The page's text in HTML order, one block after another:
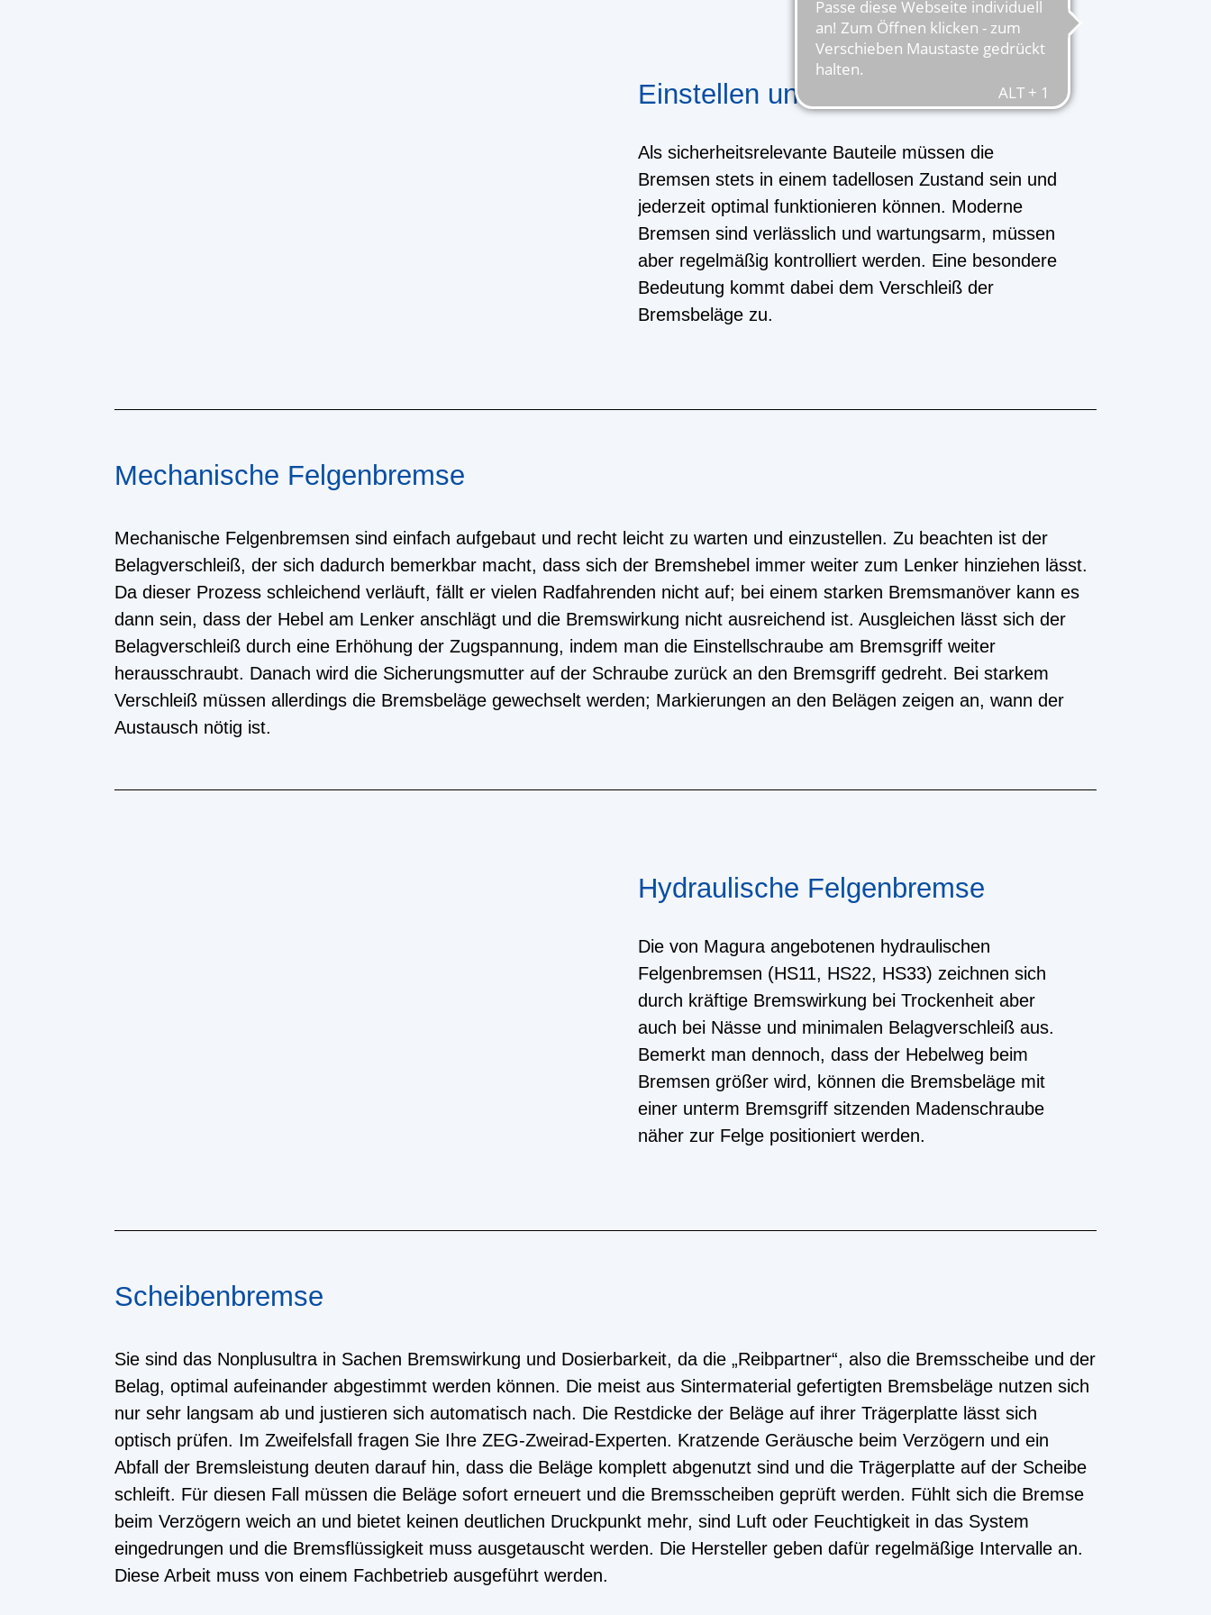
Einstellen und Warten
Als sicherheitsrelevante Bauteile müssen die
Bremsen stets in einem tadellosen Zustand sein und
jederzeit optimal funktionieren können. Moderne
Bremsen sind verlässlich und wartungsarm, müssen
aber regelmäßig kontrolliert werden. Eine besondere
Bedeutung kommt dabei dem Verschleiß der
Bremsbeläge zu.
Mechanische Felgenbremse
Mechanische Felgenbremsen sind einfach aufgebaut und recht leicht zu warten und einzustellen. Zu beachten ist der
Belagverschleiß, der sich dadurch bemerkbar macht, dass sich der Bremshebel immer weiter zum Lenker hinziehen lässt.
Da dieser Prozess schleichend verläuft, fällt er vielen Radfahrenden nicht auf; bei einem starken Bremsmanöver kann es
dann sein, dass der Hebel am Lenker anschlägt und die Bremswirkung nicht ausreichend ist. Ausgleichen lässt sich der
Belagverschleiß durch eine Erhöhung der Zugspannung, indem man die Einstellschraube am Bremsgriff weiter
herausschraubt. Danach wird die Sicherungsmutter auf der Schraube zurück an den Bremsgriff gedreht. Bei starkem
Verschleiß müssen allerdings die Bremsbeläge gewechselt werden; Markierungen an den Belägen zeigen an, wann der
Austausch nötig ist.
Hydraulische Felgenbremse
Die von Magura angebotenen hydraulischen
Felgenbremsen (HS11, HS22, HS33) zeichnen sich
durch kräftige Bremswirkung bei Trockenheit aber
auch bei Nässe und minimalen Belagverschleiß aus.
Bemerkt man dennoch, dass der Hebelweg beim
Bremsen größer wird, können die Bremsbeläge mit
einer unterm Bremsgriff sitzenden Madenschraube
näher zur Felge positioniert werden.
Scheibenbremse
Sie sind das Nonplusultra in Sachen Bremswirkung und Dosierbarkeit, da die „Reibpartner“, also die Bremsscheibe und der
Belag, optimal aufeinander abgestimmt werden können. Die meist aus Sintermaterial gefertigten Bremsbeläge nutzen sich
nur sehr langsam ab und justieren sich automatisch nach. Die Restdicke der Beläge auf ihrer Trägerplatte lässt sich
optisch prüfen. Im Zweifelsfall fragen Sie Ihre ZEG-Zweirad-Experten. Kratzende Geräusche beim Verzögern und ein
Abfall der Bremsleistung deuten darauf hin, dass die Beläge komplett abgenutzt sind und die Trägerplatte auf der Scheibe
schleift. Für diesen Fall müssen die Beläge sofort erneuert und die Bremsscheiben geprüft werden. Fühlt sich die Bremse
beim Verzögern weich an und bietet keinen deutlichen Druckpunkt mehr, sind Luft oder Feuchtigkeit in das System
eingedrungen und die Bremsflüssigkeit muss ausgetauscht werden. Die Hersteller geben dafür regelmäßige Intervalle an.
Diese Arbeit muss von einem Fachbetrieb ausgeführt werden.